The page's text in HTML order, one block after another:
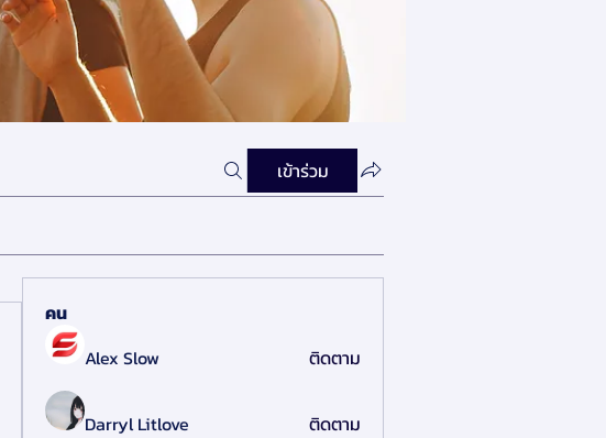
เข้าร่วม
คน
Alex Slow
ติดตาม
Darryl Litlove ติดตาม